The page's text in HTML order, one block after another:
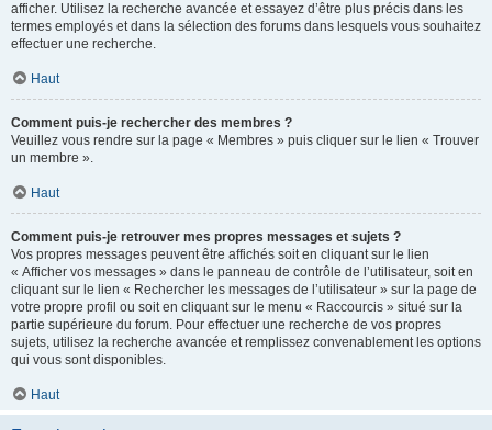
afficher. Utilisez la recherche avancée et essayez d’être plus précis dans les
termes employés et dans la sélection des forums dans lesquels vous souhaitez
effectuer une recherche.
Haut
Comment puis-je rechercher des membres ?
Veuillez vous rendre sur la page « Membres » puis cliquer sur le lien « Trouver
un membre ».
Haut
Comment puis-je retrouver mes propres messages et sujets ?
Vos propres messages peuvent être affichés soit en cliquant sur le lien
« Afficher vos messages » dans le panneau de contrôle de l’utilisateur, soit en
cliquant sur le lien « Rechercher les messages de l’utilisateur » sur la page de
votre propre profil ou soit en cliquant sur le menu « Raccourcis » situé sur la
partie supérieure du forum. Pour effectuer une recherche de vos propres
sujets, utilisez la recherche avancée et remplissez convenablement les options
qui vous sont disponibles.
Haut